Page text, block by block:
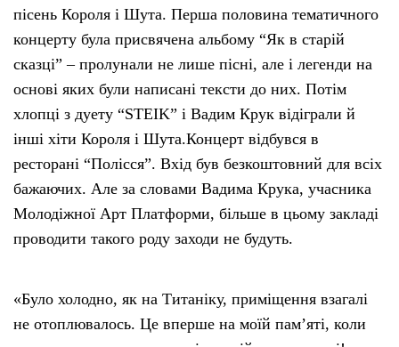
Підтримати «місцевих»
Редакційна політика
Етичний кодекс
пісень Короля і Шута. Перша половина тематичного
концерту була присвячена альбому “Як в старій
сказці” – пролунали не лише пісні, але і легенди на
основі яких були написані тексти до них. Потім
хлопці з дуету “STEIK” і Вадим Крук відіграли й
інші хіти Короля і Шута.Концерт відбувся в
ресторані “Полісся”. Вхід був безкоштовний для всіх
бажаючих. Але за словами Вадима Крука, учасника
Молодіжної Арт Платформи, більше в цьому закладі
проводити такого роду заходи не будуть.
«Було холодно, як на Титаніку, приміщення взагалі
не отоплювалось. Це вперше на моїй пам’яті, коли